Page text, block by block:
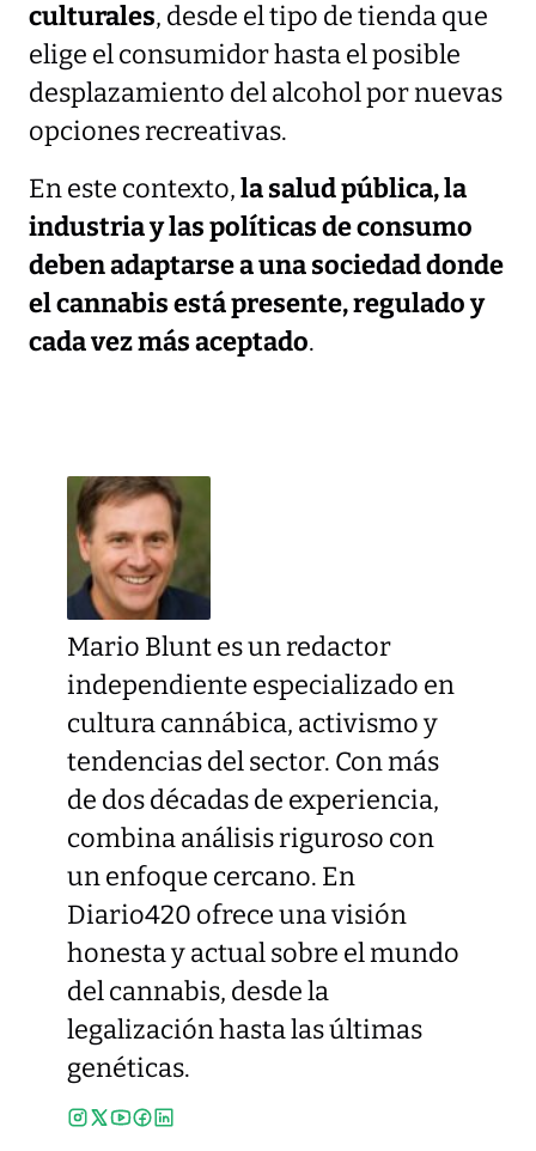
culturales, desde el tipo de tienda que
elige el consumidor hasta el posible
desplazamiento del alcohol por nuevas
opciones recreativas.
En este contexto,la salud pública, la
industria y las políticas de consumo
deben adaptarse a una sociedad donde
el cannabis está presente, regulado y
cada vez más aceptado.
Mario Blunt es un redactor
independiente especializado en
cultura cannábica, activismo y
tendencias del sector. Con más
de dos décadas de experiencia,
combina análisis riguroso con
un enfoque cercano. En
Diario420 ofrece una visión
honesta y actual sobre el mundo
del cannabis, desde la
legalización hasta las últimas
genéticas.